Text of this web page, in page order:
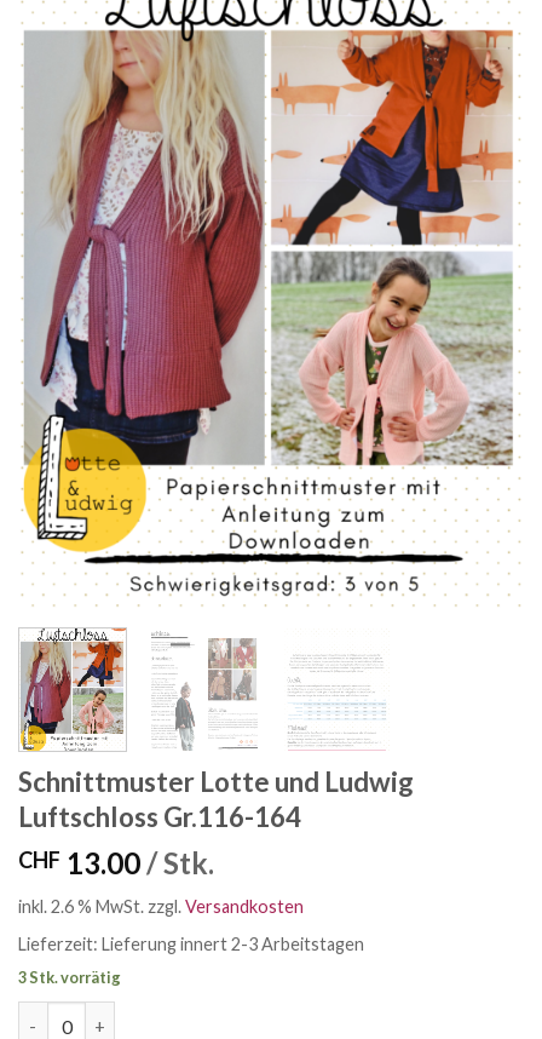
Schnittmuster Lotte und Ludwig
Luftschloss Gr.116-164
CHF 13.00 / Stk.
inkl. 2.6 % MwSt. zzgl.Versandkosten
Lieferzeit: Lieferung innert 2-3 Arbeitstagen
3 Stk. vorrätig